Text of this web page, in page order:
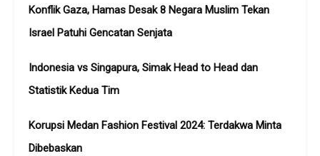
Konflik Gaza, Hamas Desak 8 Negara Muslim Tekan
Israel Patuhi Gencatan Senjata
Indonesia vs Singapura, Simak Head to Head dan
Statistik Kedua Tim
Korupsi Medan Fashion Festival 2024: Terdakwa Minta
Dibebaskan